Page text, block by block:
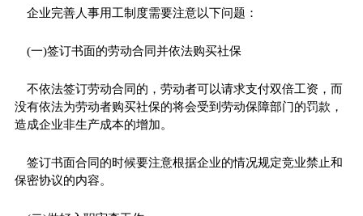
企业完善人事用工制度需要注意以下问题：
(一)签订书面的劳动合同并依法购买社保
不依法签订劳动合同的，劳动者可以请求支付双倍工资，而
没有依法为劳动者购买社保的将会受到劳动保障部门的罚款，
造成企业非生产成本的增加。
签订书面合同的时候要注意根据企业的情况规定竞业禁止和
保密协议的内容。